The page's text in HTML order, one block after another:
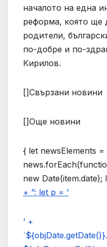
началото на една
реформа, която ще
родители,
по-добре и по-
Кирилов.
[]Свързани новини
[]Още новини
{ let newsElements =
new Date(item.date);
+ ”; let p = ‘
‘ +